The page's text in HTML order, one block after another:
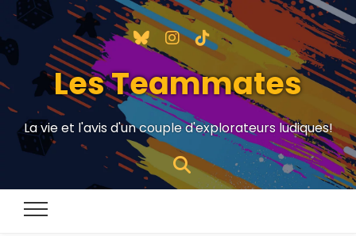
Les Teammates
La vie et l'avis d'un couple d'explorateurs ludiques!